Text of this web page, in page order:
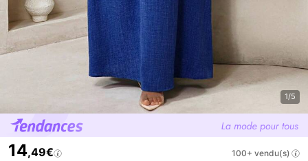
1/5
14,49€ 100+ vendu(s)